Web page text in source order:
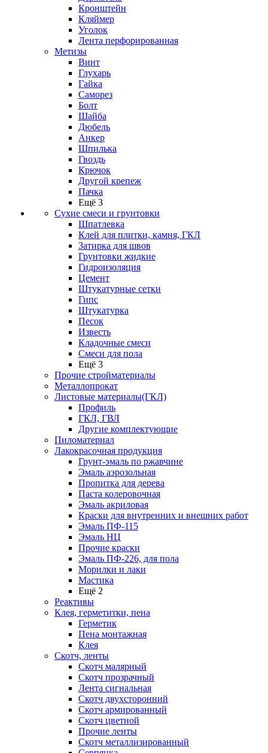
Кронштейн
Кляймер
Уголок
Лента перфорированная
Метизы
Винт
Глухарь
Гайка
Саморез
Болт
Шайба
Дюбель
Анкер
Шпилька
Гвоздь
Крючок
Другой крепеж
Пачка
Ещё 3
Сухие смеси и грунтовки
Шпатлевка
Клей для плитки, камня, ГКЛ
Затирка для швов
Грунтовки жидкие
Гидроизоляция
Цемент
Штукатурные сетки
Гипс
Штукатурка
Песок
Известь
Кладочные смеси
Смеси для пола
Ещё 3
Прочие стройматериалы
Металлопрокат
Листовые материалы(ГКЛ)
Профиль
ГКЛ, ГВЛ
Другие комплектующие
Пиломатериал
Лакокрасочная продукция
Грунт-эмаль по ржавчине
Эмаль аэрозольная
Пропитка для дерева
Паста колеровочная
Эмаль акриловая
Краски для внутренних и внешних работ
Эмаль ПФ-115
Эмаль НЦ
Прочие краски
Эмаль ПФ-226, для пола
Морилки и лаки
Мастика
Ещё 2
Реактивы
Клея, герметитки, пена
Герметик
Пена монтажная
Клея
Скотч, ленты
Скотч малярный
Скотч прозрачный
Лента сигнальная
Скотч двухсторонний
Скотч армированный
Скотч цветной
Прочие ленты
Скотч металлизированный